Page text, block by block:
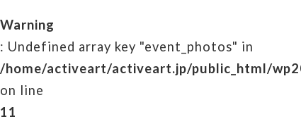
Warning
: Undefined array key "event_photos" in
/home/activeart/activeart.jp/public_html/
on line
11